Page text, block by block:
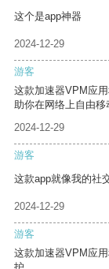
这个是app神器
2024-12-29
游客
这款加速器VPM应
助你在网络上自由移
2024-12-29
游客
这款app就像我的社
2024-12-29
游客
这款加速器VPM应